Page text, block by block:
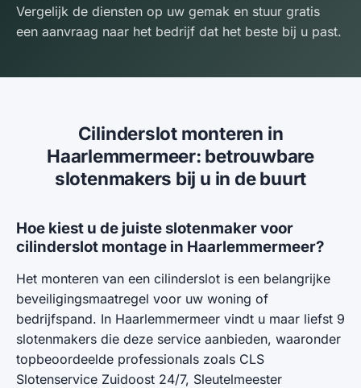
Vergelijk de diensten op uw gemak en stuur gratis
een aanvraag naar het bedrijf dat het beste bij u past.
Cilinderslot monteren in
Haarlemmermeer: betrouwbare
slotenmakers bij u in de buurt
Hoe kiest u de juiste slotenmaker voor
cilinderslot montage in Haarlemmermeer?
Het monteren van een cilinderslot is een belangrijke
beveiligingsmaatregel voor uw woning of
bedrijfspand. In Haarlemmermeer vindt u maar liefst 9
slotenmakers die deze service aanbieden, waaronder
topbeoordeelde professionals zoals CLS
Slotenservice Zuidoost 24/7, Sleutelmeester